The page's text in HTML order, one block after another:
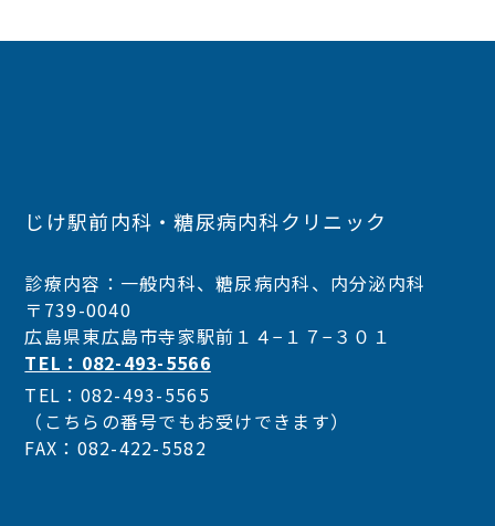
じけ駅前内科・糖尿病内科クリニック
診療内容：一般内科、糖尿病内科、内分泌内科
〒739-0040
広島県東広島市寺家駅前１４−１７−３０１
TEL：082-493-5566
TEL：082-493-5565
（こちらの番号でもお受けできます）
FAX：082-422-5582